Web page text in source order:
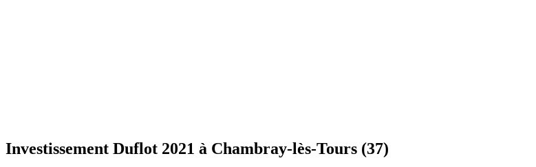
Investissement Duflot 2021 à Chambray-lès-Tours (37)